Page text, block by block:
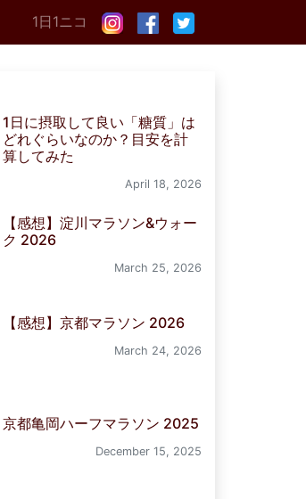
1日1ニコ
1日に摂取して良い「糖質」は
どれぐらいなのか？目安を計
算してみた
April 18, 2026
【感想】淀川マラソン&ウォー
ク 2026
March 25, 2026
【感想】京都マラソン 2026
March 24, 2026
京都亀岡ハーフマラソン 2025
December 15, 2025